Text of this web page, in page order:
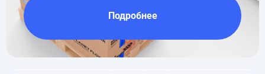
Подробнее